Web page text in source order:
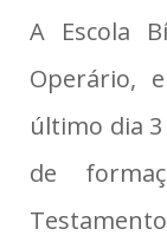
A Escola
Operário,
último dia
de